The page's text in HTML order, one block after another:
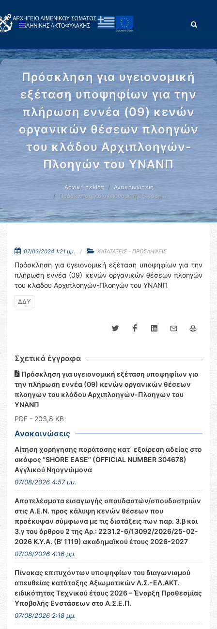
Πρόσκληση για υγειονομική
εξέταση υποψηφίων για την
πλήρωση εννέα (09) κενών
οργανικών θέσεων πλοηγών
του κλάδου Αρχιπλοηγών-
Πλοηγών του ΥΝΑΝΠ
Αρχική σελίδα
Ανακοινώσεις
Πρόσκληση για υγειονομική εξέταση …
07/03/2024 1:21 μμ. ΚΑΤΑΤΑΞΕΙΣ - ΠΡΟΣΛΗΨΕΙΣ
Πρόσκληση για υγειονομική εξέταση υποψηφίων για την
πλήρωση εννέα (09) κενών οργανικών θέσεων πλοηγών
του κλάδου Αρχιπλοηγών-Πλοηγών του ΥΝΑΝΠ
ΔΔΥ
Σχετικά έγγραφα
Πρόσκληση για υγειονομική εξέταση υποψηφίων για
την πλήρωση εννέα (09) κενών οργανικών θέσεων
πλοηγών του κλάδου Αρχιπλοηγών-Πλοηγών του
ΥΝΑΝΠ
PDF - 203,8 KB
Ανακοινώσεις
Αίτηση χορήγησης παράτασης κατ΄ εξαίρεση αδείας στο
σκάφος ‘’SHORE EASE’’ (OFFICIAL NUMBER 304678)
Αγγλικού Νηογνώμονα
07/08/2026 4:57 μμ.
Αποτελέσματα εισαγωγής σπουδαστών/σπουδαστριών
στις Α.Ε.Ν. προς κάλυψη κενών θέσεων που
προέκυψαν σύμφωνα με τις διατάξεις των παρ. 3.β και
3.γ του άρθρου 2 της Αρ.: 2231.2-6/13092/2026/25-02-
2026 Κ.Υ.Α. (Β’ 1119) ακαδημαϊκού έτους 2026-2027
07/08/2026 4:16 μμ.
Πίνακας επιτυχόντων υποψηφίων του διαγωνισμού
απευθείας κατάταξης Αξιωματικών Λ.Σ.-ΕΛ.ΑΚΤ.
ειδικότητας Τεχνικού έτους 2026 – Έναρξη Προθεσμίας
Υποβολής Ενστάσεων στο Α.Σ.Ε.Π.
07/08/2026 2:18 μμ.